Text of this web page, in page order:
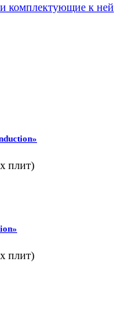
комплектующие к ней
плит)
плит)